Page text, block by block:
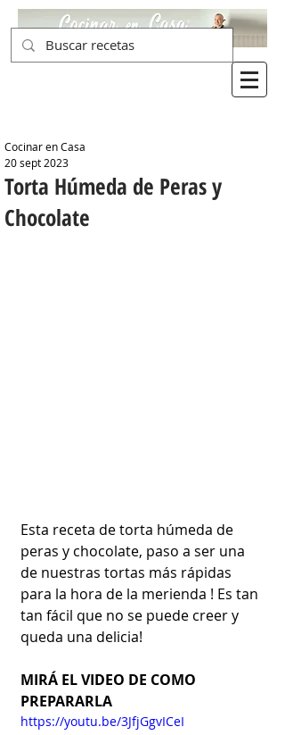
Torta Húmeda de Peras y
Chocolate
Cocinar en Casa
20 sept 2023
Esta receta de torta húmeda de
peras y chocolate, paso a ser una
de nuestras tortas más rápidas
para la hora de la merienda ! Es tan
tan fácil que no se puede creer y
queda una delicia!
MIRÁ EL VIDEO DE COMO
PREPARARLA
https://youtu.be/3JfjGgvICeI